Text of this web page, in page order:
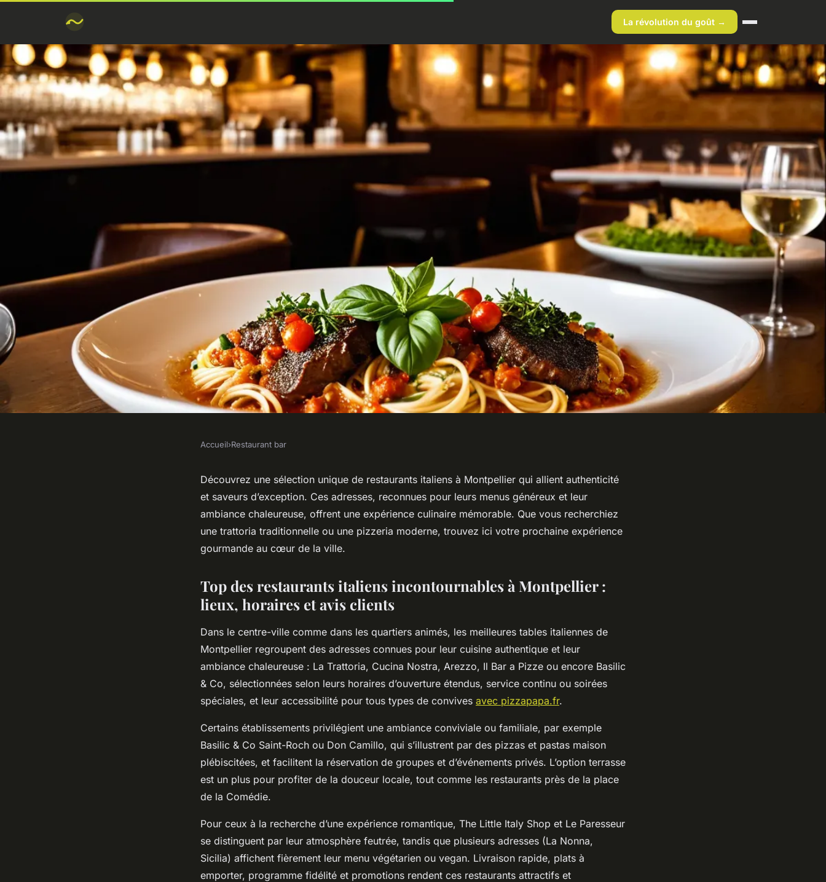
La révolution du goût →
Les trésors culinaires d'un restaurant
italien à montpellier
Accueil›Restaurant bar
Découvrez une sélection unique de restaurants italiens à Montpellier qui allient authenticité
et saveurs d’exception. Ces adresses, reconnues pour leurs menus généreux et leur
ambiance chaleureuse, offrent une expérience culinaire mémorable. Que vous recherchiez
une trattoria traditionnelle ou une pizzeria moderne, trouvez ici votre prochaine expérience
gourmande au cœur de la ville.
Top des restaurants italiens incontournables à Montpellier :
lieux, horaires et avis clients
Dans le centre-ville comme dans les quartiers animés, les meilleures tables italiennes de
Montpellier regroupent des adresses connues pour leur cuisine authentique et leur
ambiance chaleureuse : La Trattoria, Cucina Nostra, Arezzo, Il Bar a Pizze ou encore Basilic
& Co, sélectionnées selon leurs horaires d’ouverture étendus, service continu ou soirées
spéciales, et leur accessibilité pour tous types de convives avec pizzapapa.fr.
Certains établissements privilégient une ambiance conviviale ou familiale, par exemple
Basilic & Co Saint-Roch ou Don Camillo, qui s’illustrent par des pizzas et pastas maison
plébiscitées, et facilitent la réservation de groupes et d’événements privés. L’option terrasse
est un plus pour profiter de la douceur locale, tout comme les restaurants près de la place
de la Comédie.
Pour ceux à la recherche d’une expérience romantique, The Little Italy Shop et Le Paresseur
se distinguent par leur atmosphère feutrée, tandis que plusieurs adresses (La Nonna,
Sicilia) affichent fièrement leur menu végétarien ou vegan. Livraison rapide, plats à
emporter, programme fidélité et promotions rendent ces restaurants attractifs et